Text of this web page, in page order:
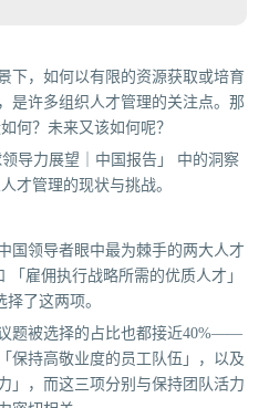
下，如何以有限的资源获取或培育
是许多组织人才管理的关注点。那
何？未来又该如何呢？
导力展望｜中国报告」 中的洞察
才管理的现状与挑战。
国领导者眼中最为棘手的两大人才
雇佣执行战略所需的优质人才」
了这两项。
题被选择的占比也都接近40%——
保持高敬业度的员工队伍」，以及
」，而这三项分别与保持团队活力